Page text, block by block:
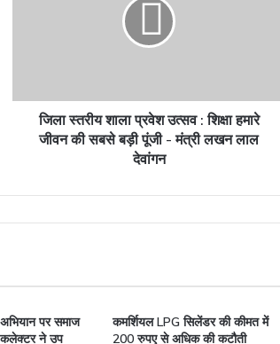
जीवन
जिला स्तरीय शाला प्रवेश उत्सव : शिक्षा हमारे
जीवन की सबसे बड़ी पूंजी - मंत्री लखन लाल
देवांगन
पर समाज
कलेक्टर ने उप
कमर्शियल LPG सिलेंडर की कीमत में
200 रुपए से अधिक की कटौती